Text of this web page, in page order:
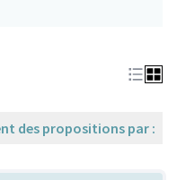
des propositions par :